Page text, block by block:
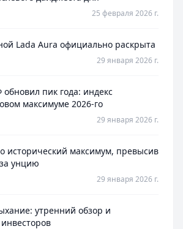
25 февраля 2026 г.
Lada Aura официально раскрыта
29 января 2026 г.
пик года: индекс
максимуме 2026-го
29 января 2026 г.
исторический максимум, превысив
унцию
29 января 2026 г.
утренний обзор и